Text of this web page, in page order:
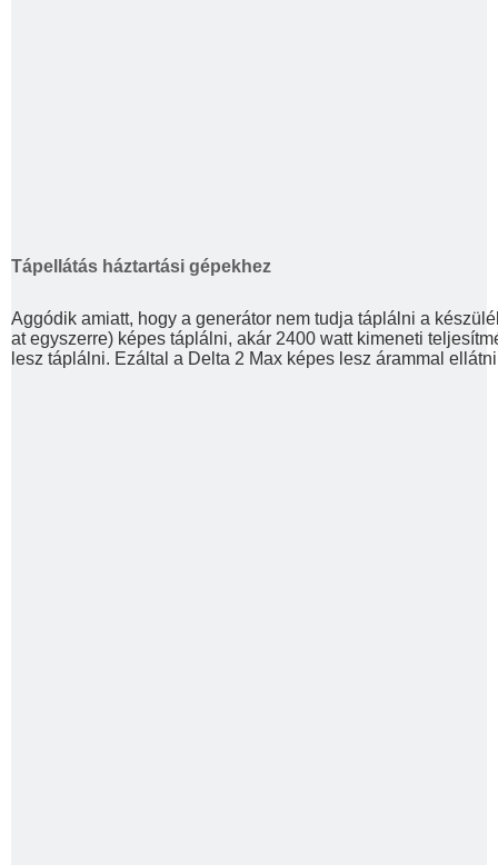
Tápellátás háztartási gépekhez
Aggódik amiatt, hogy a generátor nem tudja táplálni a
at egyszerre) képes táplálni, akár 2400 watt kimeneti
lesz táplálni. Ezáltal a Delta 2 Max képes lesz árammal